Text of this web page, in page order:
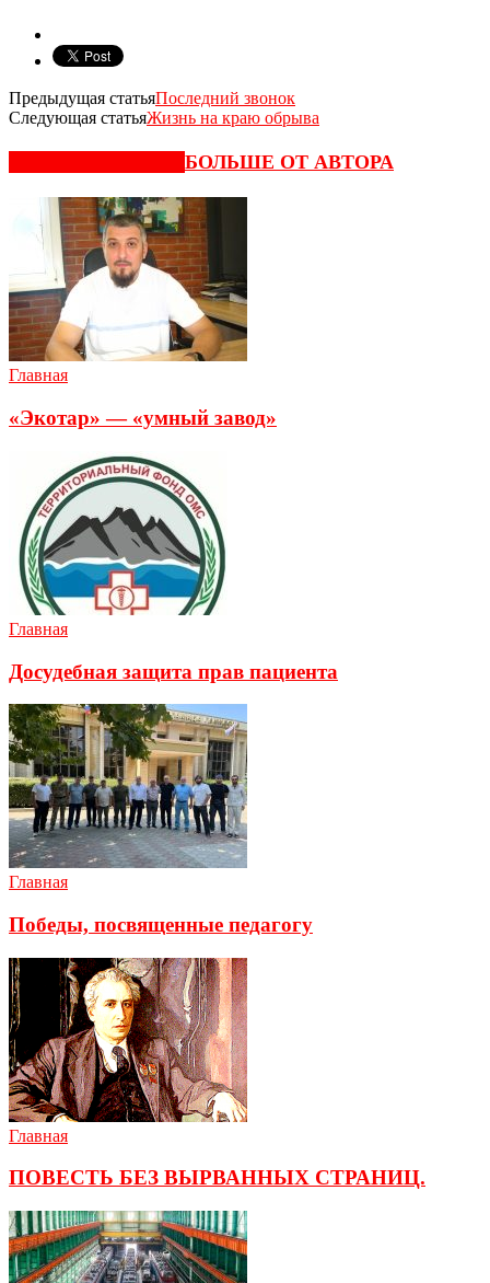
Предыдущая статьяПоследний звонок
Следующая статьяЖизнь на краю обрыва
БОЛЬШЕ ОТ АВТОРА
Главная
«Экотар» — «умный завод»
Главная
Досудебная защита прав пациента
Главная
Победы, посвященные педагогу
Главная
ПОВЕСТЬ БЕЗ ВЫРВАННЫХ СТРАНИЦ.